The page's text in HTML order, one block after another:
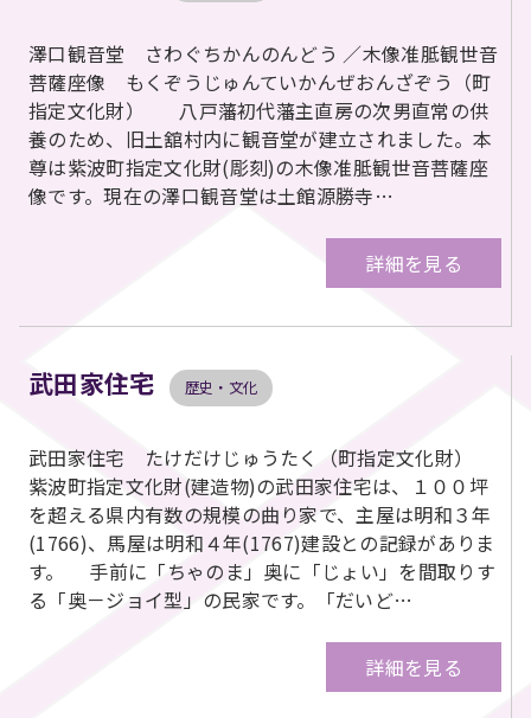
澤口観音堂 さわぐちかんのんどう ／木像准胝観世音
菩薩座像 もくぞうじゅんていかんぜおんざぞう（町
指定文化財） 八戸藩初代藩主直房の次男直常の供
養のため、旧土舘村内に観音堂が建立されました。本
尊は紫波町指定文化財(彫刻)の木像准胝観世音菩薩座
像です。現在の澤口観音堂は土館源勝寺…
詳細を見る
武田家住宅 歴史・文化
武田家住宅 たけだけじゅうたく（町指定文化財）
紫波町指定文化財(建造物)の武田家住宅は、１００坪
を超える県内有数の規模の曲り家で、主屋は明和３年
(1766)、馬屋は明和４年(1767)建設との記録がありま
す。 手前に「ちゃのま」奥に「じょい」を間取りす
る「奥－ジョイ型」の民家です。「だいど…
詳細を見る